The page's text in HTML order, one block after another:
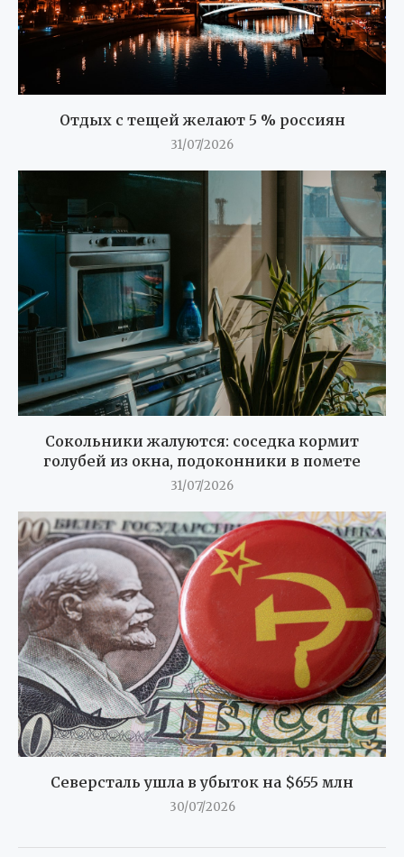
Отдых с тещей желают 5 % россиян
31/07/2026
Сокольники жалуются: соседка кормит
голубей из окна, подоконники в помете
31/07/2026
Северсталь ушла в убыток на $655 млн
30/07/2026